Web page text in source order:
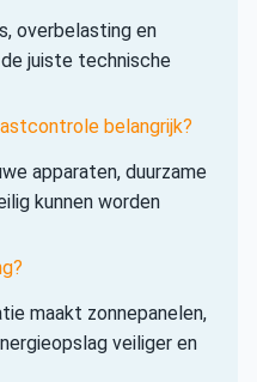
overbelasting en
juiste technische
belangrijk?
apparaten, duurzame
kunnen worden
maakt zonnepanelen,
veiliger en